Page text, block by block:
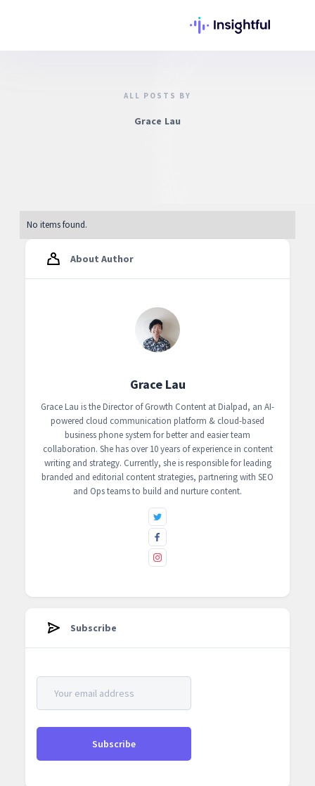
ALL POSTS BY
Grace Lau
No items found.
About Author
Grace Lau
Grace Lau is the Director of Growth Content at Dialpad, an AI-
powered cloud communication platform & cloud-based
business phone system for better and easier team
collaboration. She has over 10 years of experience in content
writing and strategy. Currently, she is responsible for leading
branded and editorial content strategies, partnering with SEO
and Ops teams to build and nurture content.
Subscribe